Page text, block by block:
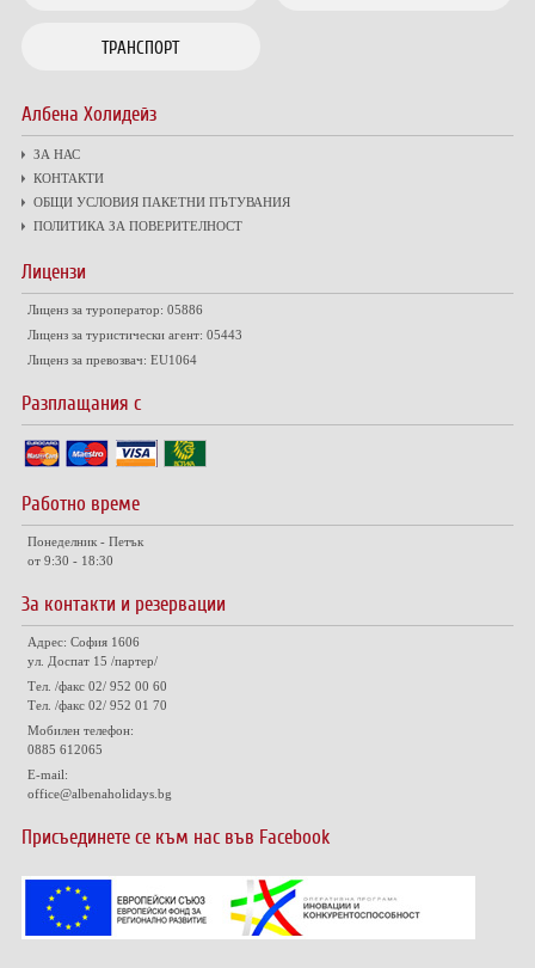
ТРАНСПОРТ
Албена Холидейз
ЗА НАС
КОНТАКТИ
ОБЩИ УСЛОВИЯ ПАКЕТНИ ПЪТУВАНИЯ
ПОЛИТИКА ЗА ПОВЕРИТЕЛНОСТ
Лицензи
Лиценз за туроператор: 05886
Лиценз за туристически агент: 05443
Лиценз за превозвач: EU1064
Разплащания с
Работно време
Понеделник - Петък
от 9:30 - 18:30
За контакти и резервации
Адрес: София 1606
ул. Доспат 15 /партер/
Тел. /факс 02/ 952 00 60
Тел. /факс 02/ 952 01 70
Мобилен телефон:
0885 612065
E-mail:
office@albenaholidays.bg
Присъединете се към нас във Facebook